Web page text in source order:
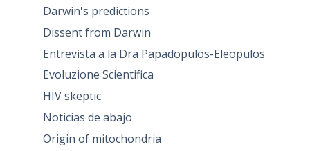
Darwin's predictions
Dissent from Darwin
Entrevista a la Dra Papadopulos-Eleopulos
Evoluzione Scientifica
HIV skeptic
Noticias de abajo
Origin of mitochondria